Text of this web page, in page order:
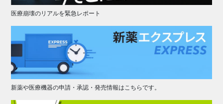
医療崩壊のリアルを緊急レポート
新薬や医療機器の申請・承認・発売情報はこちらです。